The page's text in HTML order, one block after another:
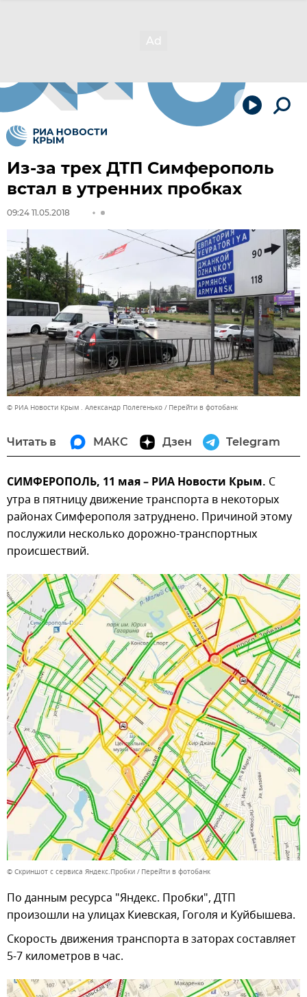
Из-за трех ДТП Симферополь
встал в утренних пробках
09:24 11.05.2018
© РИА Новости Крым . Александр Полегенько Перейти в фотобанк
Читать в МАКС Дзен Telegram
СИМФЕРОПОЛЬ, 11 мая – РИА Новости Крым. С
утра в пятницу движение транспорта в некоторых
районах Симферополя затруднено. Причиной этому
послужили несколько дорожно-транспортных
происшествий.
© Скриншот с сервиса Яндекс.Пробки Перейти в фотобанк
По данным ресурса "Яндекс. Пробки", ДТП
произошли на улицах Киевская, Гоголя и Куйбышева.
Скорость движения транспорта в заторах составляет
5-7 километров в час.